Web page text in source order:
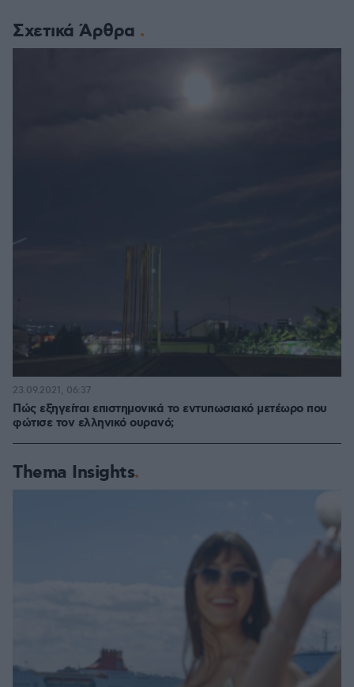
Σχετικά Άρθρα
Πώς εξηγείται επιστημονικά το εντυπωσιακό μετέωρο που
φώτισε τον ελληνικό ουρανό;
23.09.2021, 06:37
Thema Insights